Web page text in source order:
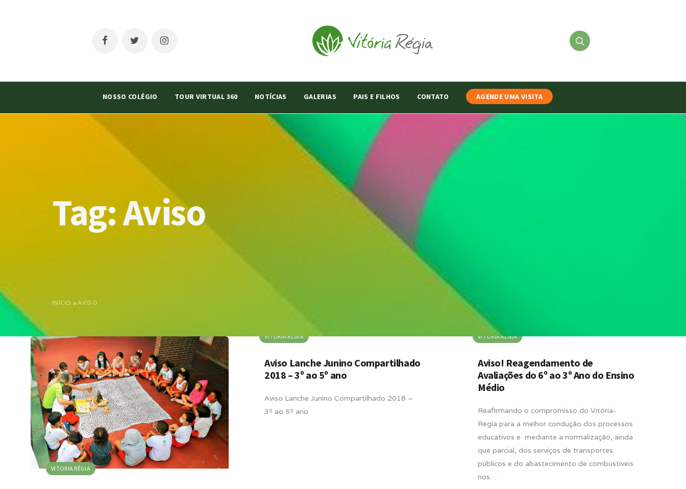
NOSSO COLÉGIO TOUR VIRTUAL 360 NOTÍCIAS GALERIAS PAIS E FILHOS CONTATO AGENDE UMA VISITA
Tag:Aviso
INÍCIO »AVISO
VITORIA RÉGIA
VITORIA RÉGIA
Aviso Lanche Junino Compartilhado
2018 – 3º ao 5º ano
Aviso Lanche Junino Compartilhado 2018 –
3º ao 5º ano
VITORIA RÉGIA
Aviso! Reagendamento de
Avaliações do 6º ao 3º Ano do Ensino
Médio
Reafirmando o compromisso do Vitória-
Régia para a melhor condução dos processos
educativos e mediante a normalização, ainda
que parcial, dos serviços de transportes
públicos e do abastecimento de combustíveis
nos…